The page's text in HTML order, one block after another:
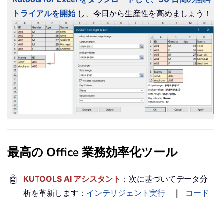
トライアルを開始 し、今日から生産性を高めましょう！
最高の Office 業務効率化ツール
🤖 KUTOOLS AI アシスタント ：次に基づいてデータ分
析を革新します： インテリジェント実行 ｜
コード